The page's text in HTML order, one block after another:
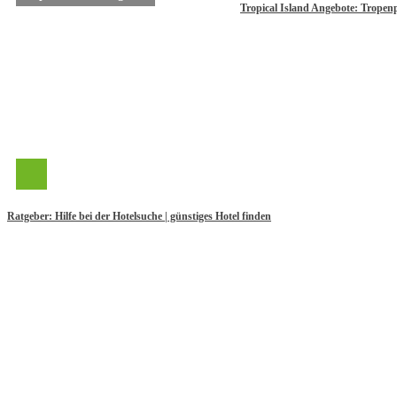
Tropical Island Angebote:
Ratgeber: Hilfe bei der Hotelsuche | günstiges Hotel finden